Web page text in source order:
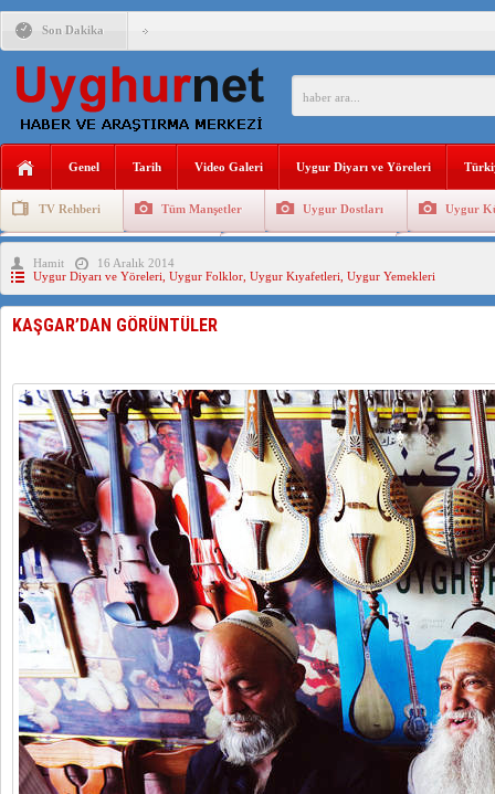
Son Dakika
ÇİN’İN DOĞU TÜRKİSTAN’DAKİ UYGULAMALARI
150 YILDIR KAYNAYAN YARAMIZ : ÇİN İŞGALİNDEKİ
ÇİN’İN UYGUR POLİTİKALARINI ÖVEN DİYANET
ÇİN’İN ANKARA BÜYÜKELÇİSİ JİANG’İN TRABZON
İŞGALCİ ÇİN’DEN “FETİHLER SULTANI
Genel Tarih Video Galeri Uygur Diyarı ve Yöreleri
TV Rehberi Tüm Manşetler Uygur Dostları Uygur
Uygurlarda Düğün ve Cenaze
Hamit
16 Aralık 2014
Uygur Diyarı ve Yöreleri Uygur Folklor Uygur Kıyafetleri Uygur Yemekleri
KAŞGAR’DAN GÖRÜNTÜLER